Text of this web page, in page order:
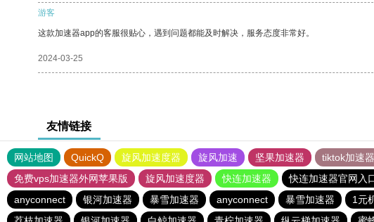
游客
这款加速器app的客服很贴心，遇到问题都能及时解决，服务态度非常好。
2024-03-25
友情链接
网站地图 QuickQ 旋风加速度器 旋风加速 坚果加速器 tiktok加速器
免费vps加速器外网苹果版
旋风加速度器 快连加速器 快连加速器官网入
anyconnect
银河加速器 暴雪加速器 anyconnect 暴雪加速器 1元